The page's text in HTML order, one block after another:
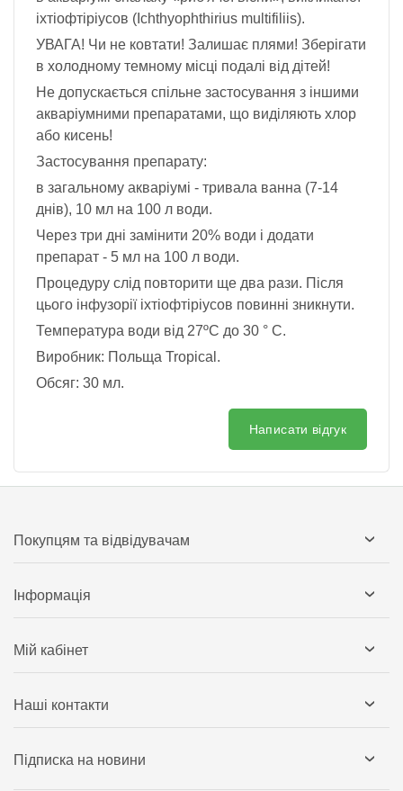
іхтіофтіріусов (Ichthyophthirius multifiliis).
УВАГА! Чи не ковтати! Залишає плями! Зберігати
в холодному темному місці подалі від дітей!
Не допускається спільне застосування з іншими
акваріумними препаратами, що виділяють хлор
або кисень!
Застосування препарату:
в загальному акваріумі - тривала ванна (7-14
днів), 10 мл на 100 л води.
Через три дні замінити 20% води і додати
препарат - 5 мл на 100 л води.
Процедуру слід повторити ще два рази. Після
цього інфузорії іхтіофтіріусов повинні зникнути.
Температура води від 27ºС до 30 ° C.
Виробник: Польща Tropical.
Обсяг: 30 мл.
Написати відгук
Покупцям та відвідувачам
Інформація
Мій кабінет
Наші контакти
Підписка на новини